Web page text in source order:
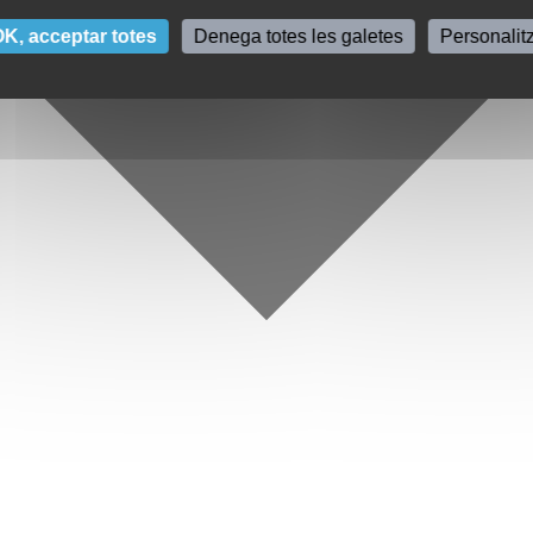
acceptar totes Denega totes les galetes